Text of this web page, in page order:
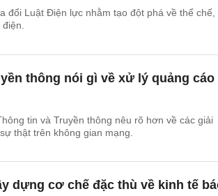
đổi Luật Điện lực nhằm tạo đột phá về thể chế,
thông nói gì về xử lý quảng cáo
tin và Truyền thông nêu rõ hơn về các giải
thật trên không gian mạng.
dựng cơ chế đặc thù về kinh tế